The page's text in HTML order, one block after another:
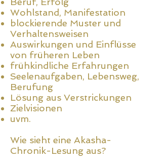
Wohlstand, Manifestation
blockierende Muster und
Verhaltensweisen
Auswirkungen und Einflüsse
von früheren Leben
frühkindliche Erfahrungen
Seelenaufgaben, Lebensweg,
Berufung
Lösung aus Verstrickungen
Zielvisionen
uvm.
Wie sieht eine Akasha-
Chronik-Lesung aus?